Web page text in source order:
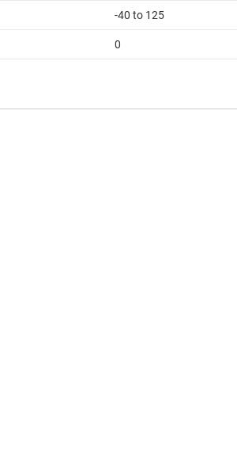
-40 to 125
0